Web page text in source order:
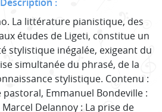
La littérature pianistique, des
études de Ligeti, constitue un
stylistique inégalée, exigeant du
simultanée du phrasé, de la
stylistique. Contenu :
pastoral, Emmanuel Bondeville :
Delannoy : La prise de